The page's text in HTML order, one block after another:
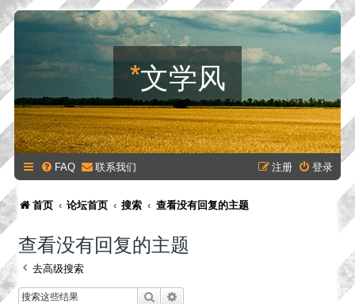
*文学风
FAQ 联系我们 登录
注册
首页 论坛首页 搜索 查看没有回复的主题
查看没有回复的主题
去高级搜索
搜索